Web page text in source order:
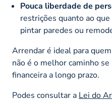
Pouca liberdade de
restrições quanto ao
pintar paredes ou
Arrendar é ideal para
não é o melhor caminho
financeira a longo prazo.
Podes consultar a Lei do